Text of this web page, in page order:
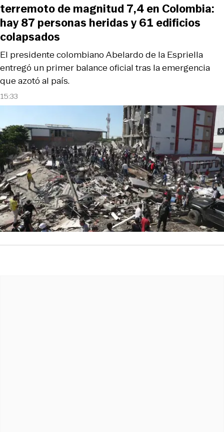
15:33
El presidente colombiano Abelardo de la Espriella
entregó un primer balance oficial tras la emergencia
que azotó al país.
terremoto de magnitud 7,4 en Colombia:
hay 87 personas heridas y 61 edificios
colapsados